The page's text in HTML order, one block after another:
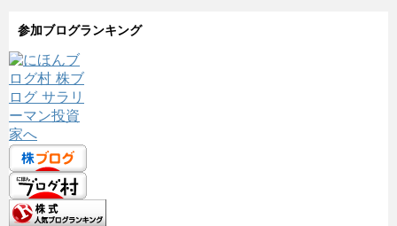
参加ブログランキング